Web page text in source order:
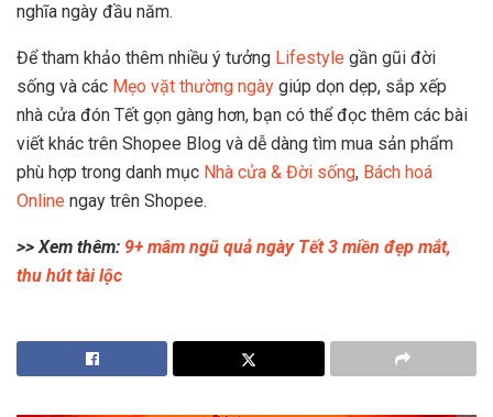
nghĩa ngày đầu năm.
Để tham khảo thêm nhiều ý tưởng Lifestyle gần gũi đời
sống và các Mẹo vặt thường ngày giúp dọn dẹp, sắp xếp
nhà cửa đón Tết gọn gàng hơn, bạn có thể đọc thêm các bài
viết khác trên Shopee Blog và dễ dàng tìm mua sản phẩm
phù hợp trong danh mục Nhà cửa & Đời sống, Bách hoá
Online ngay trên Shopee.
>> Xem thêm: 9+ mâm ngũ quả ngày Tết 3 miền đẹp mắt,
thu hút tài lộc